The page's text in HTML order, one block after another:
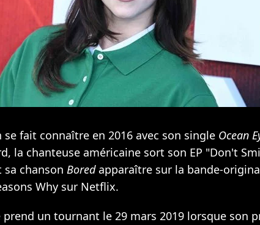
se fait connaître en 2016 avec son single Ocean
la chanteuse américaine sort son EP "Don't
chanson Boredapparaître sur la bande-
Why sur Netflix.
prend un tournant le 29 mars 2019 lorsque son